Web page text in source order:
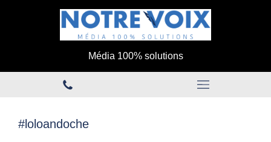
Média 100% solutions
#loloandoche